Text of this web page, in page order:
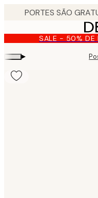
content. SALE - 50% DE
▸